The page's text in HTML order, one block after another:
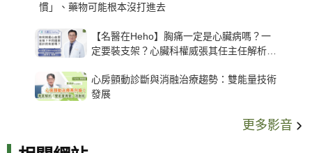
慣」、藥物可能根本沒打進去
【名醫在Heho】胸痛一定是心臟病嗎？一
定要裝支架？心臟科權威張其任主任解析支
心房顫動診斷與消融治療趨勢：雙能量技術
發展
更多影音